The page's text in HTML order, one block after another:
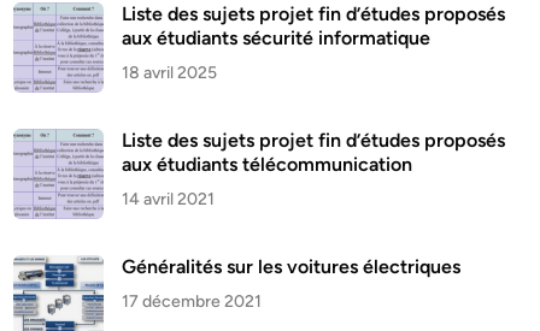
Liste des sujets projet fin d’études proposés
aux étudiants sécurité informatique
18 avril 2025
Liste des sujets projet fin d’études proposés
aux étudiants télécommunication
14 avril 2021
Généralités sur les voitures électriques
17 décembre 2021